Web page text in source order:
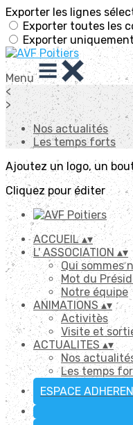
Exporter les lignes
Exporter toutes les
Exporter
Menu
<
>
Nos actualités
Les temps forts
Ajoutez un logo, un
Cliquez pour éditer
ACCUEIL▴▾
L' ASSOCIATION▴▾
Qui sommes
Mot du
Notre équipe
ANIMATIONS▴▾
Activitès
Visite et
ACTUALITES ▴▾
Nos
Les temps
ESPACE